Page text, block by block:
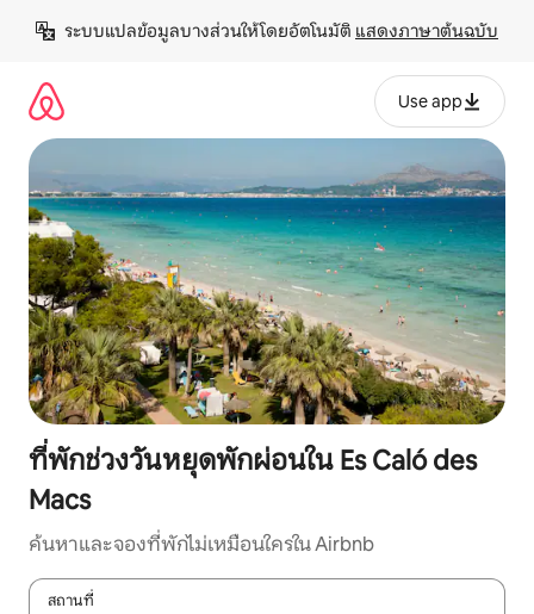
เนื้อหา
ระบบแปลข้อมูลบางส่วนให้โดยอัตโนมัติ แสดงภาษาต้นฉบับ
Use app
ที่พักช่วงวันหยุดพักผ่อนใน Es Caló des
Macs
ค้นหาและจองที่พักไม่เหมือนใครใน Airbnb
สถานที่